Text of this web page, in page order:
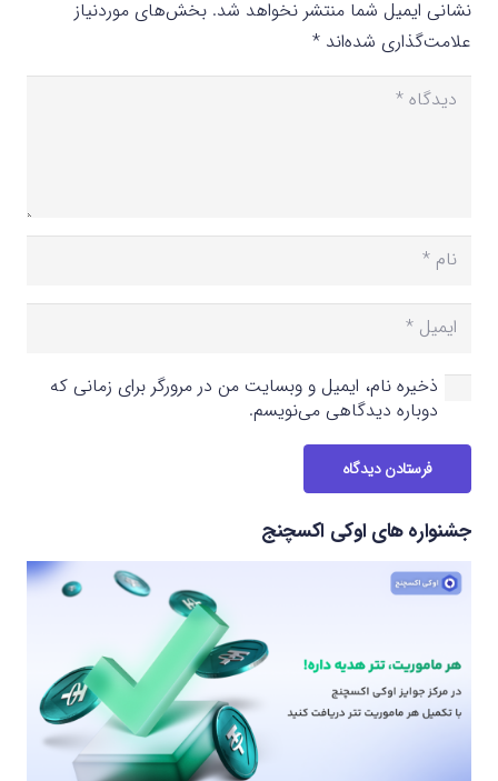
نشانی ایمیل شما منتشر نخواهد شد. بخش‌های موردنیاز
علامت‌گذاری شده‌اند *
ذخیره نام، ایمیل و وبسایت من در مرورگر برای زمانی که
دوباره دیدگاهی می‌نویسم.
فرستادن دیدگاه
جشنواره های اوکی اکسچنج